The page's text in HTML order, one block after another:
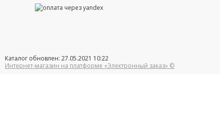
Каталог обновлен: 27.05.2021 10:22
Интернет-магазин на платформе «Электронный заказ» ©